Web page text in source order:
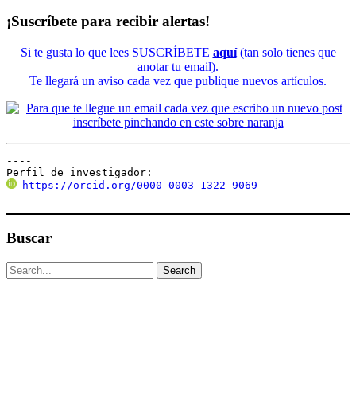
¡Suscríbete para recibir alertas!
Si te gusta lo que lees SUSCRÍBETE aquí(tan solo tienes que
anotar tu email).
Te llegará un aviso cada vez que publique nuevos artículos.
----
Perfil de investigador:
https://orcid.org/0000-0003-1322-9069
----
Buscar